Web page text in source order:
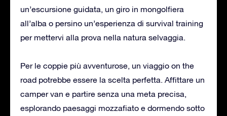
un’escursione guidata, un giro in mongolfiera
all’alba o persino un’esperienza di survival training
per mettervi alla prova nella natura selvaggia.
Per le coppie più avventurose, un viaggio on the
road potrebbe essere la scelta perfetta. Affittare un
camper van e partire senza una meta precisa,
esplorando paesaggi mozzafiato e dormendo sotto